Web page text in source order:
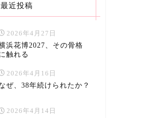
最近投稿
2026年4月27日
浜花博2027、その骨格
触れる
2026年4月16日
ぜ、38年続けられたか？
2026年4月14日